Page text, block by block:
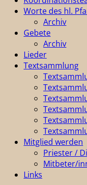
Worte des hl.
Archiv
Gebete
Archiv
Lieder
Textsammlung
Mitglied werden
Priester /
Mitbeter/
Links